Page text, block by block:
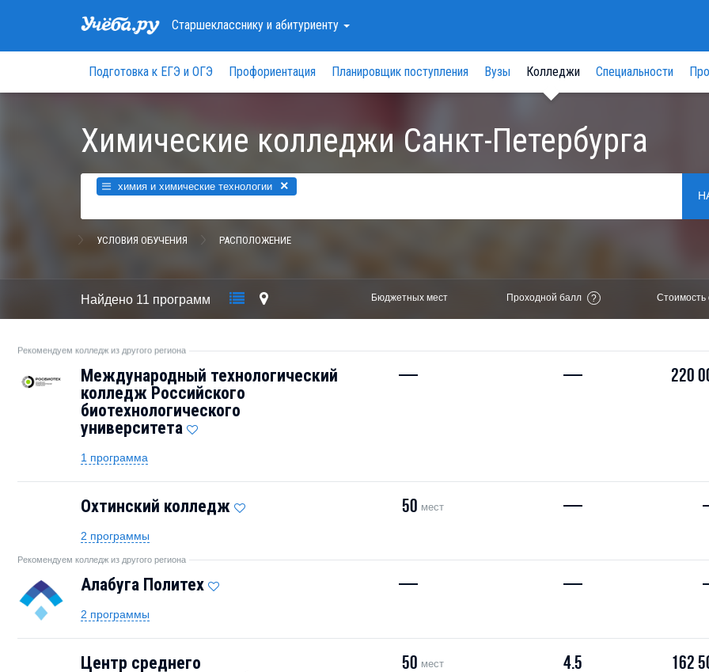
Старшеклассникуи абитуриенту
Подготовка к ЕГЭ и ОГЭ Профориентация Планировщик поступления Вузы Колледжи Специальности
Химические колледжи Санкт-Петербурга
химия и химические технологии ×
УСЛОВИЯ ОБУЧЕНИЯ РАСПОЛОЖЕНИЕ
Найдено 11 программ Бюджетных мест Проходной балл ? Стоимость
Рекомендуем колледж из другого региона
Международный технологический
колледж Российского
биотехнологического
университета
— — 220
1 программа
Охтинский колледж 50 мест —
2 программы
Рекомендуем колледж из другого региона
Алабуга Политех — —
2 программы
Центр среднего
50 мест 4.5 162